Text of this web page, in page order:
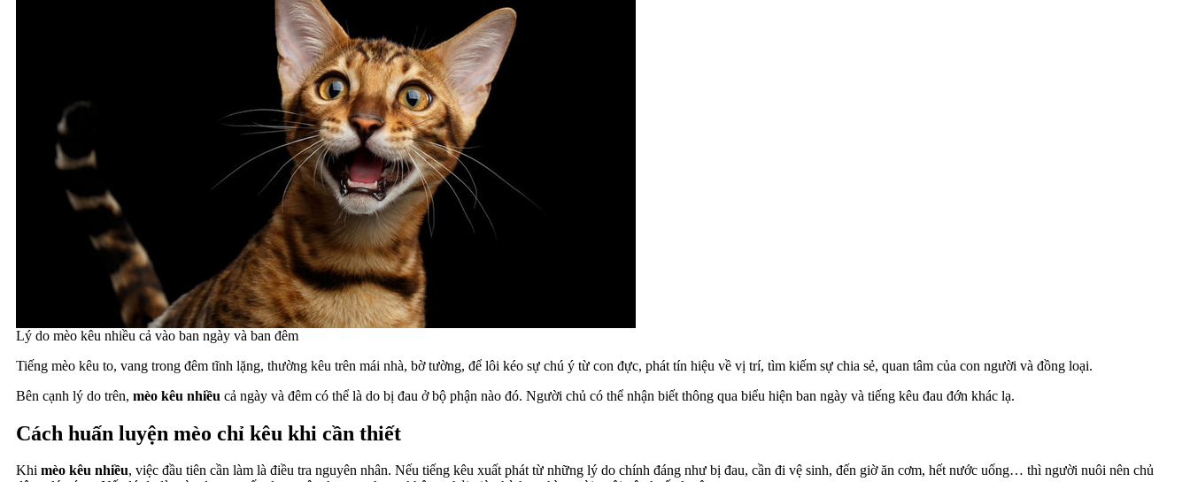
Lý do mèo kêu nhiều cả vào ban ngày và ban đêm
Tiếng mèo kêu to, vang trong đêm tĩnh lặng, thường kêu trên mái nhà, bờ tường, để lôi kéo sự chú ý từ con đực, phát tín hiệu về vị trí, tìm kiếm sự chia sẻ, quan tâm của con người và đồng loại.
Bên cạnh lý do trên, mèo kêu nhiều cả ngày và đêm có thể là do bị đau ở bộ phận nào đó. Người chủ có thể nhận biết thông qua biểu hiện ban ngày và tiếng kêu đau đớn khác lạ.
Cách huấn luyện mèo chỉ kêu khi cần thiết
Khi mèo kêu nhiều, việc đầu tiên cần làm là điều tra nguyên nhân. Nếu tiếng kêu xuất phát từ những lý do chính đáng như bị đau, cần đi vệ sinh, đến giờ ăn cơm, hết nước uống… thì người nuôi nên chủ